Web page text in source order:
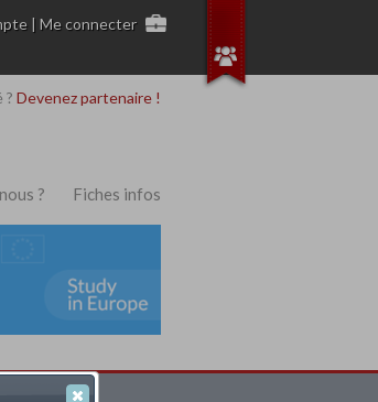
|Me connecter
? Devenez partenaire !
? Fiches infos